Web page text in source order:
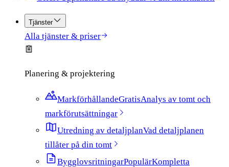
Tjänster
Alla tjänster & priser
Planering & projektering
MarkförhållandeGratisAnalys av tomt och
markförutsättningar
Utredning av detaljplanVad detaljplanen
tillåter på din tomt
BygglovsritningarPopulärKompletta